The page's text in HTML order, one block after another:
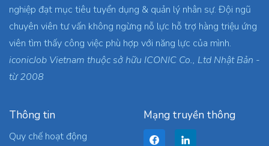
nghiệp đạt mục tiêu tuyển dụng & quản lý nhân sự. Đội ngũ
chuyên viên tư vấn không ngừng nỗ lực hỗ trợ hàng triệu ứng
viên tìm thấy công việc phù hợp với năng lực của mình.
iconicJob Vietnam thuộc sở hữu ICONIC Co., Ltd Nhật Bản -
từ 2008
Thông tin
Quy chế hoạt động
Mạng truyền thông